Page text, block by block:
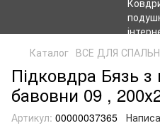
Каталог ВСЕ ДЛЯ
Підковдра Бязь з
бавовни 09 ,
Артикул: 00000037365